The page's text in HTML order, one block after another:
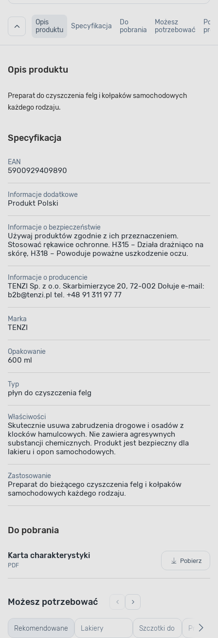
Opis
produktu
Specyfikacja
Do
pobrania
Możesz
potrzebować
Opis produktu
Preparat do czyszczenia felg i kołpaków samochodowych
każdego rodzaju.
Specyfikacja
EAN
5900929409890
Informacje dodatkowe
Produkt Polski
Informacje o bezpieczeństwie
Używaj produktów zgodnie z ich przeznaczeniem.
Stosować rękawice ochronne. H315 – Działa drażniąco na
skórę, H318 – Powoduje poważne uszkodzenie oczu.
Informacje o producencie
TENZI Sp. z o.o. Skarbimierzyce 20, 72-002 Dołuje e-mail:
b2b@tenzi.pl tel. +48 91 311 97 77
Marka
TENZI
Opakowanie
600 ml
Typ
płyn do czyszczenia felg
Właściwości
Skutecznie usuwa zabrudzenia drogowe i osadów z
klocków hamulcowych. Nie zawiera agresywnych
substancji chemicznych. Produkt jest bezpieczny dla
lakieru i opon samochodowych.
Zastosowanie
Preparat do bieżącego czyszczenia felg i kołpaków
samochodowych każdego rodzaju.
Do pobrania
Karta charakterystyki
PDF
Pobierz
Rekomendowane Lakiery Szczotki do
Możesz potrzebować